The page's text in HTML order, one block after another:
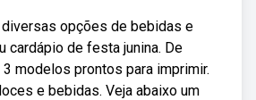
opções de bebidas e
cardápio de festa junina. De
modelos prontos para imprimir.
e bebidas. Veja abaixo um